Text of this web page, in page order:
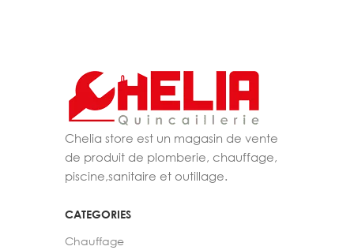
Chelia store est un magasin de vente
de produit de plomberie, chauffage,
piscine,sanitaire et outillage.
CATEGORIES
Chauffage